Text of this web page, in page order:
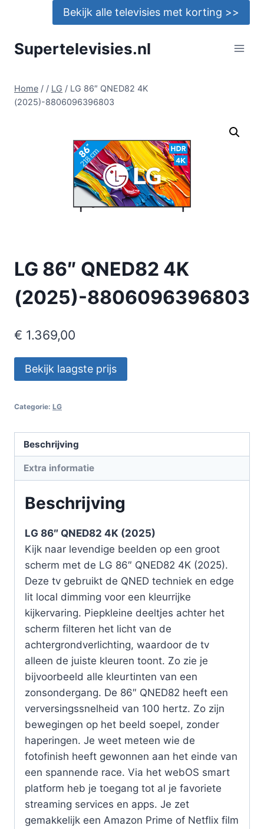
Bekijk alle televisies met korting >>
Supertelevisies.nl
Home / / LG / LG 86″ QNED82 4K
(2025)-8806096396803
LG 86″ QNED82 4K
(2025)-8806096396803
€ 1.369,00
Bekijk laagste prijs
Categorie: LG
Beschrijving
Extra informatie
Beschrijving
LG 86″ QNED82 4K (2025)
Kijk naar levendige beelden op een groot
scherm met de LG 86″ QNED82 4K (2025).
Deze tv gebruikt de QNED techniek en edge
lit local dimming voor een kleurrijke
kijkervaring. Piepkleine deeltjes achter het
scherm filteren het licht van de
achtergrondverlichting, waardoor de tv
alleen de juiste kleuren toont. Zo zie je
bijvoorbeeld alle kleurtinten van een
zonsondergang. De 86″ QNED82 heeft een
verversingssnelheid van 100 hertz. Zo zijn
bewegingen op het beeld soepel, zonder
haperingen. Je weet meteen wie de
fotofinish heeft gewonnen aan het einde van
een spannende race. Via het webOS smart
platform heb je toegang tot al je favoriete
streaming services en apps. Je zet
gemakkelijk een Amazon Prime of Netflix film